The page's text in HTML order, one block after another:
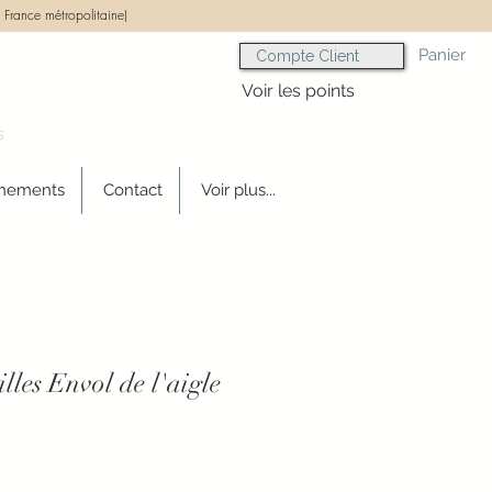
métropolitaine)
Panier
Compte Client
Voir les points
Contact Voir plus...
Envol de l'aigle